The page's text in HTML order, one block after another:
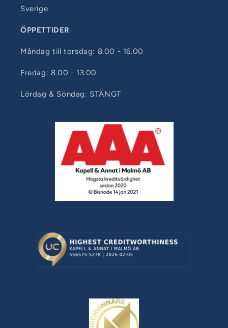
Sverige
ÖPPETTIDER
Måndag till torsdag: 8.00 - 16.00
Fredag: 8.00 - 13.00
Lördag & Söndag: STÄNGT